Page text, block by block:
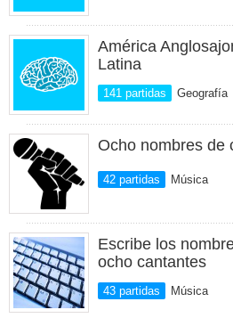
América
Latina
141 partidas Geografía
Ocho nombres de
42 partidas Música
Escribe los
ocho cantantes
43 partidas Música